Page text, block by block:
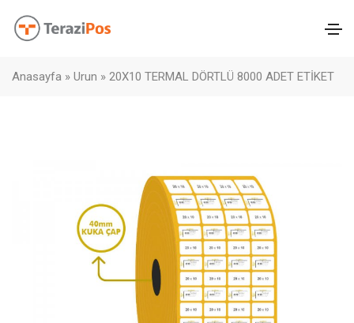
Anasayfa » Urun » 20X10 TERMAL DÖRTLÜ 8000 ADET ETİKET